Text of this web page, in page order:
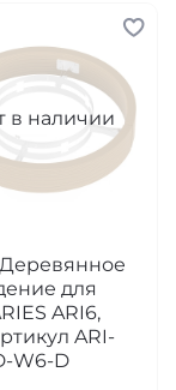
в наличии
Деревянное
для
ARI6,
ARI-
W6-D